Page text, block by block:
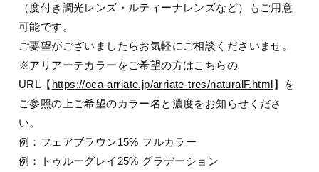
（度付き調光レンズ・ルティーナレンズなど）もご用意
可能です。
ご要望がございましたらお気軽にご相談くださいませ。
※アリアーテカラーをご希望の方はこちらの
URL【 https://oca-arriate.jp/arriate-tres/naturalF.html】を
ご参照の上ご希望のカラー名と濃度をお知らせくださ
い。
例：フェアブラウン15% フルカラー
例：トゥルーグレイ25% グラデーション